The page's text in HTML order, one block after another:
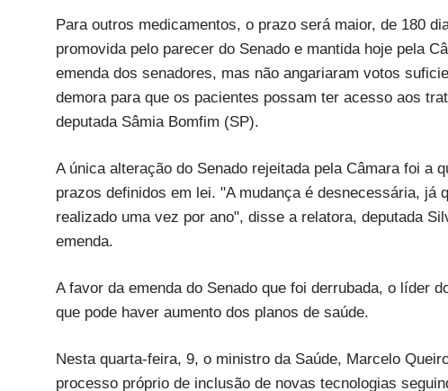
Para outros medicamentos, o prazo será maior, de 180
promovida pelo parecer do Senado e mantida hoje pela
emenda dos senadores, mas não angariaram votos
demora para que os pacientes possam ter acesso aos
deputada Sâmia Bomfim (SP).
A única alteração do Senado rejeitada pela Câmara foi a
prazos definidos em lei. "A mudança é desnecessária, já
realizado uma vez por ano", disse a relatora, deputada
emenda.
A favor da emenda do Senado que foi derrubada, o líder
que pode haver aumento dos planos de saúde.
Nesta quarta-feira, 9, o ministro da Saúde, Marcelo
processo próprio de inclusão de novas tecnologias